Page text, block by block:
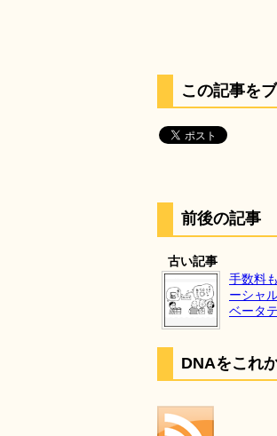
この記事を
前後の記事
古い記事
手数料
ーシャ
ベータ
DNAをこれ